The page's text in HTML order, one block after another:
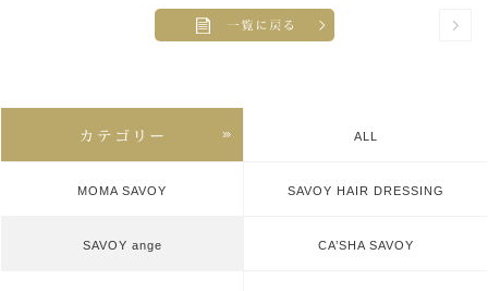
ALL
MOMA SAVOY SAVOY HAIR DRESSING
SAVOY ange CA’SHA SAVOY